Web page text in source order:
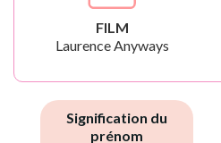
FILM
Laurence Anyways
Signification du
prénom